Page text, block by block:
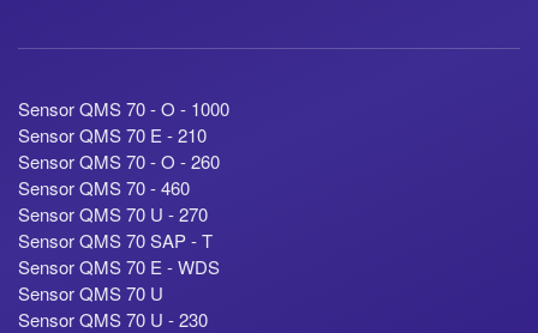
Sensor QMS 70 - O - 1000
Sensor QMS 70 E - 210
Sensor QMS 70 - O - 260
Sensor QMS 70 - 460
Sensor QMS 70 U - 270
Sensor QMS 70 SAP - T
Sensor QMS 70 E - WDS
Sensor QMS 70 U
Sensor QMS 70 U - 230